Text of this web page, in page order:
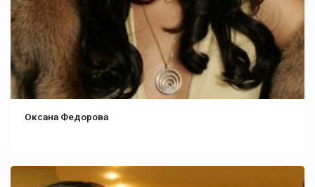
Оксана Федорова